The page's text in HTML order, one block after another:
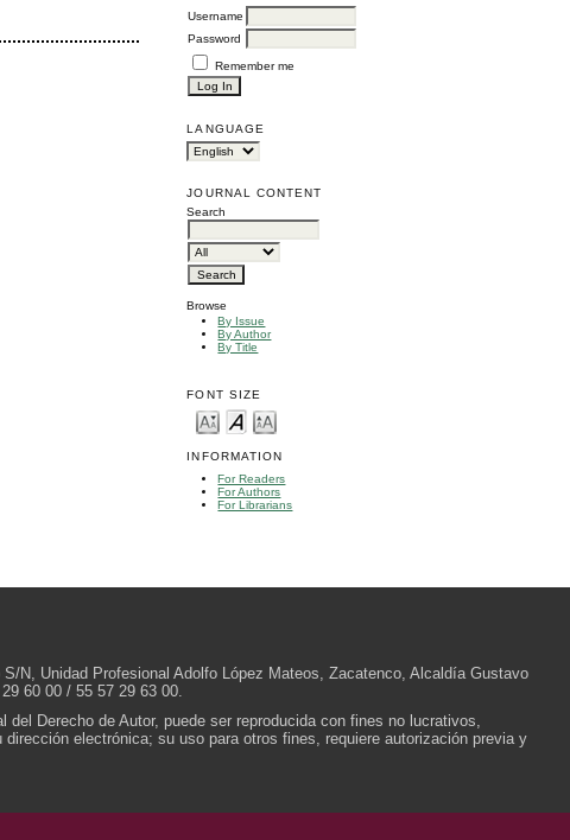
Username
Password
Remember me
LANGUAGE
JOURNAL CONTENT
Search
Browse
By Issue
By Author
By Title
FONT SIZE
INFORMATION
For Readers
For Authors
For Librarians
N, Unidad Profesional Adolfo López Mateos, Zacatenco, Alcaldía Gustavo
60 00 / 55 57 29 63 00.
Derecho de Autor, puede ser reproducida con fines no lucrativos,
electrónica; su uso para otros fines, requiere autorización previa y